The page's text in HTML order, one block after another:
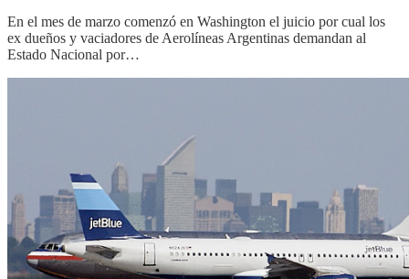
En el mes de marzo comenzó en Washington el juicio por cual los
ex dueños y vaciadores de Aerolíneas Argentinas demandan al
Estado Nacional por…